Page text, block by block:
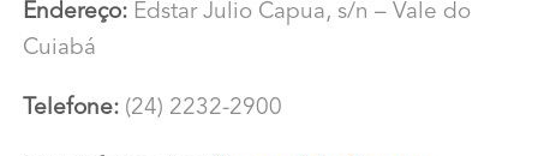
Endereço: Edstar Julio Capua, s/n – Vale do
Cuiabá
Telefone: (24) 2232-2900